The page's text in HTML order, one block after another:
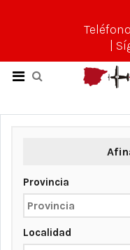
Teléfono
|
Provincia
Localidad